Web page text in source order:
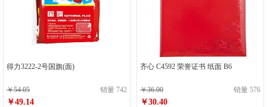
得力3222-2号国旗(面)
￥54.05 销量 742
￥49.14
齐心 C4592 荣誉证书 纸面 B6
￥36.00 销量 576
￥30.40